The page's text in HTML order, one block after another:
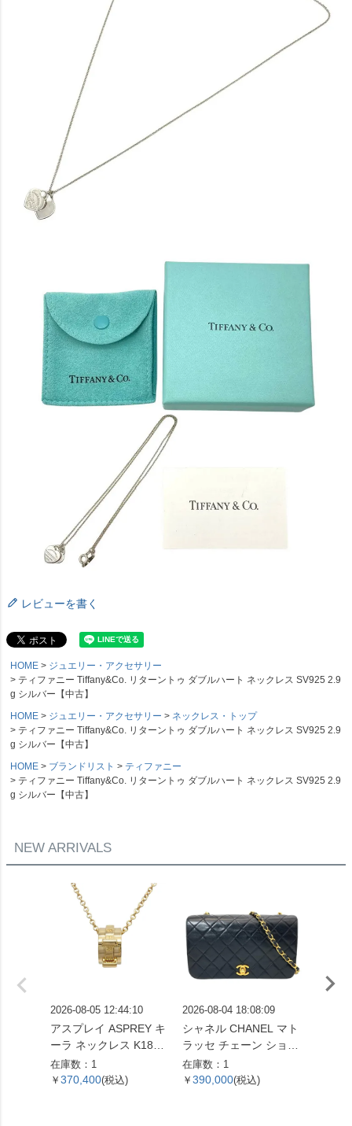
レビューを書く
HOME
ジュエリー・アクセサリー
ティファニー Tiffany&Co. リターントゥ ダブルハート ネックレス SV925 2.9
g シルバー【中古】
HOME
ジュエリー・アクセサリー
ネックレス・トップ
ティファニー Tiffany&Co. リターントゥ ダブルハート ネックレス SV925 2.9
g シルバー【中古】
HOME
ブランドリスト
ティファニー
ティファニー Tiffany&Co. リターントゥ ダブルハート ネックレス SV925 2.9
g シルバー【中古】
NEW ARRIVALS
2026-08-05 12:44:10
アスプレイ ASPREY キ
ーラ ネックレス K18YG
14.2g レディース【中
古】
在庫数：1
￥ 370,400(税込)
2026-08-04 18:08:09
シャネル CHANEL マト
ラッセ チェーン ショル
ダーバッグ ラムスキン
ブラック ゴールド金具
在庫数：1
￥ 390,000(税込)